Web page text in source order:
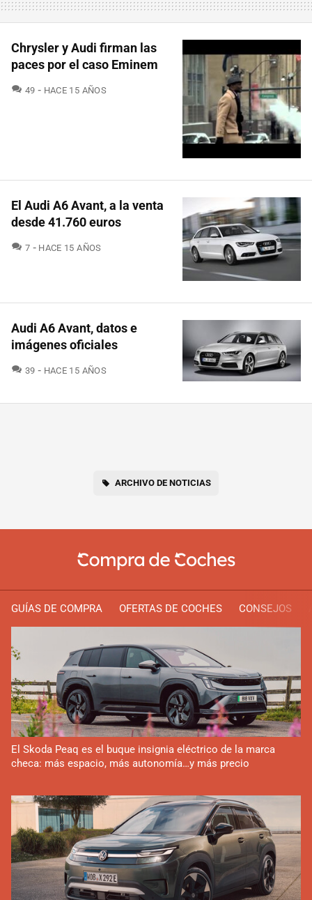
Chrysler y Audi firman las
paces por el caso Eminem
49 COMENTARIOS
HACE 15 AÑOS
El Audi A6 Avant, a la venta
desde 41.760 euros
7 COMENTARIOS
HACE 15 AÑOS
Audi A6 Avant, datos e
imágenes oficiales
39 COMENTARIOS
HACE 15 AÑOS
ARCHIVO DE NOTICIAS
GUÍAS DE COMPRA OFERTAS DE COCHES CONSEJOS
El Skoda Peaq es el buque insignia eléctrico de la marca
checa: más espacio, más autonomía…y más precio